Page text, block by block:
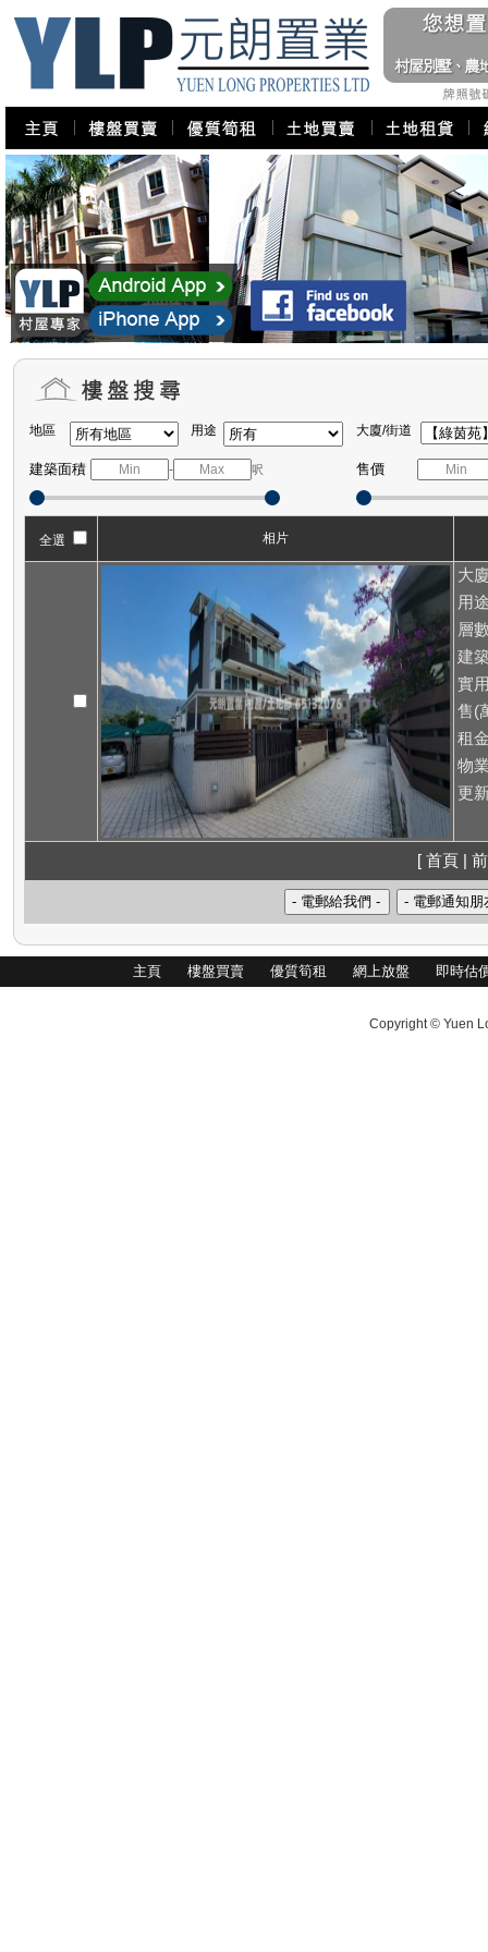
地區 用途 大廈/街道
建築面積 - 呎 售價
全選 相片
大
用
層
建
實
售(
租
物
更
[ 首頁 |
主頁 樓盤買賣 優質筍租 網上放盤 即時估
Copyright © Yuen